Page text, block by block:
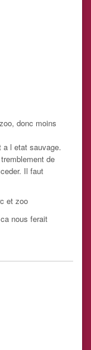
donc moins
a l etat sauvage.
de
Il faut
et zoo
nous ferait